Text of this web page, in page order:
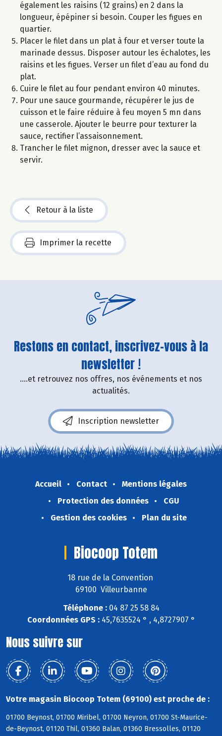
également les raisins (12 grains) en 2 dans la
longueur, épépiner si besoin. Couper les figues en
quartier.
Placer le filet dans un plat à four et verser toute la
marinade dessus. Disposer autour les échalotes, les
raisins et les figues. Verser un filet d’eau au fond du
plat.
Cuire le filet au four pendant environ 40 minutes.
Pour une sauce gourmande, récupérer le jus de
cuisson et le faire réduire à feu moyen 5 mn dans
une casserole. Ajouter le beurre pour texturer la
sauce, rectifier l’assaisonnement.
Trancher le filet mignon, dresser avec la sauce et
servir.
Retour à la liste
Imprimer la recette
Restons en contact, inscrivez-vous à la
newsletter !
....et retrouvez nos offres, nos événements et nos
actualités.
Inscription newsletter
Accueil Contact
Mentions légales
Protection des données
CGU
Gestion des cookies
Plan du site
Biocoop Totem
18 rue de la Convention
69100 Villeurbanne
Téléphone :04 87 25 58 84
Coordonnées GPS :45,7635524 ° , 4,8727907 °
Nous suivre sur
Votre magasin Biocoop Totem (69100) est proche de :
01700 Beynost, 01700 Miribel, 01700 Neyron, 01700 St-Maurice-
de-Beynost, 01120 Thil, 01360 Balan, 01360 Bressolles, 01120